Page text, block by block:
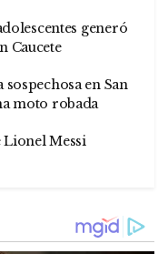
generó
Caucete
en San
moto robada
Lionel Messi